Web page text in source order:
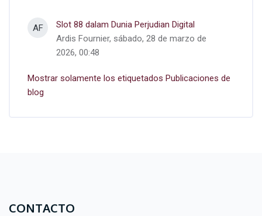
AF
Slot 88 dalam Dunia Perjudian Digital
Ardis Fournier, sábado, 28 de marzo de
2026, 00:48
Mostrar solamente los etiquetados Publicaciones de
blog
CONTACTO